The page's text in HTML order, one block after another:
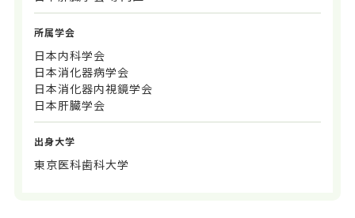
所属学会
日本内科学会
日本消化器病学会
日本消化器内視鏡学会
日本肝臓学会
出身大学
東京医科歯科大学